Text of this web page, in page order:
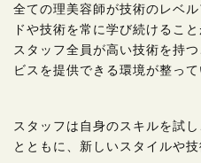
全ての理美容師が技術のレベ
ドや技術を常に学び続けること
スタッフ全員が高い技術を持
ビスを提供できる環境が整って
スタッフは自身のスキルを試
とともに、新しいスタイルや